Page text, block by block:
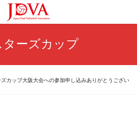
ターズカップ
カップ大阪大会への参加申し込みありがとうござい